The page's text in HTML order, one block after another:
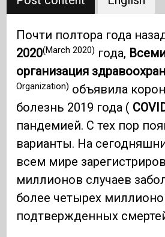
Почти полтора года
2020(March 2020) года,
организация
Organization) объявила
болезнь 2019 года (
пандемией. С тех пор
варианты. На
всем мире
миллионов случаев
более четырех
подтвержденных